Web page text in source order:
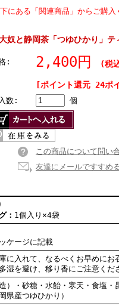
ある「関連商品」からご購入
奴と静岡茶「つゆひかり」テ
: 2,400円 (税
[ポイント還元 24ポ
数: 個
この商品について問い
友達にメールですすめ
： 1個入り×4袋
ケージに記載
に入れて、なるべくお早めにお
湿を避け、移り香にご注意くだ
）・砂糖・水飴・寒天・食塩・
県産つゆひかり）